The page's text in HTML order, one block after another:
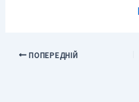
ПОПЕРЕДНІЙ